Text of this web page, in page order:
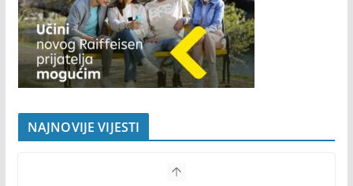
NAJNOVIJE VIJESTI